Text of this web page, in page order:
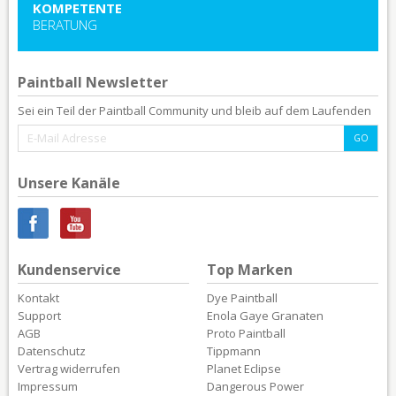
KOMPETENTE
BERATUNG
Paintball Newsletter
Sei ein Teil der Paintball Community und bleib auf dem Laufenden
Unsere Kanäle
Kundenservice
Kontakt
Support
AGB
Datenschutz
Vertrag widerrufen
Impressum
Top Marken
Dye Paintball
Enola Gaye Granaten
Proto Paintball
Tippmann
Planet Eclipse
Dangerous Power